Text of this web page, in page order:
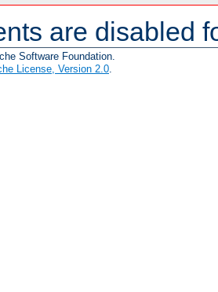
are disabled
Software Foundation.
License, Version 2.0